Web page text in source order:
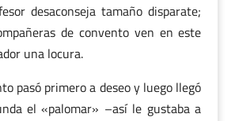
desaconseja tamaño disparate;
de convento ven en este
una locura.
pasó primero a deseo y luego llegó
el «palomar» –así le gustaba a